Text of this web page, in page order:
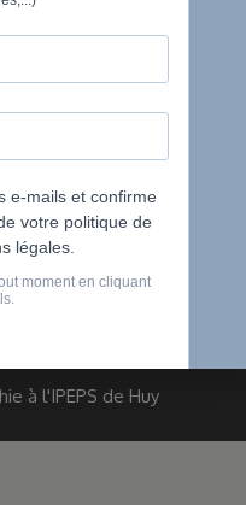
nature
à l'IPEPS de Huy